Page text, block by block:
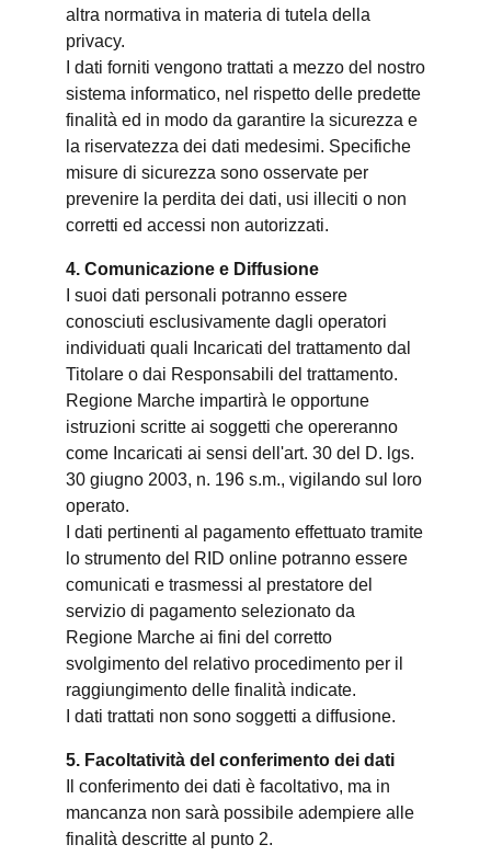
altra normativa in materia di tutela della
privacy.
I dati forniti vengono trattati a mezzo del nostro
sistema informatico, nel rispetto delle predette
finalità ed in modo da garantire la sicurezza e
la riservatezza dei dati medesimi. Specifiche
misure di sicurezza sono osservate per
prevenire la perdita dei dati, usi illeciti o non
corretti ed accessi non autorizzati.
4. Comunicazione e Diffusione
I suoi dati personali potranno essere
conosciuti esclusivamente dagli operatori
individuati quali Incaricati del trattamento dal
Titolare o dai Responsabili del trattamento.
Regione Marche impartirà le opportune
istruzioni scritte ai soggetti che opereranno
come Incaricati ai sensi dell'art. 30 del D. lgs.
30 giugno 2003, n. 196 s.m., vigilando sul loro
operato.
I dati pertinenti al pagamento effettuato tramite
lo strumento del RID online potranno essere
comunicati e trasmessi al prestatore del
servizio di pagamento selezionato da
Regione Marche ai fini del corretto
svolgimento del relativo procedimento per il
raggiungimento delle finalità indicate.
I dati trattati non sono soggetti a diffusione.
5. Facoltatività del conferimento dei dati
Il conferimento dei dati è facoltativo, ma in
mancanza non sarà possibile adempiere alle
finalità descritte al punto 2.